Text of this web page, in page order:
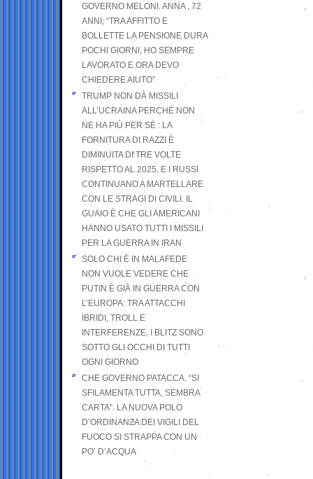
GOVERNO MELONI. ANNA , 72
ANNI; “TRA AFFITTO E
BOLLETTE LA PENSIONE DURA
POCHI GIORNI, HO SEMPRE
LAVORATO E ORA DEVO
CHIEDERE AIUTO”
TRUMP NON DÀ MISSILI
ALL’UCRAINA PERCHÉ NON
NE HA PIÙ PER SÉ : LA
FORNITURA DI RAZZI È
DIMINUITA DI TRE VOLTE
RISPETTO AL 2025, E I RUSSI
CONTINUANO A MARTELLARE
CON LE STRAGI DI CIVILI. IL
GUAIO È CHE GLI AMERICANI
HANNO USATO TUTTI I MISSILI
PER LA GUERRA IN IRAN
SOLO CHI È IN MALAFEDE
NON VUOLE VEDERE CHE
PUTIN È GIÀ IN GUERRA CON
L’EUROPA: TRA ATTACCHI
IBRIDI, TROLL E
INTERFERENZE, I BLITZ SONO
SOTTO GLI OCCHI DI TUTTI
OGNI GIORNO
CHE GOVERNO PATACCA. “SI
SFILAMENTA TUTTA, SEMBRA
CARTA”. LA NUOVA POLO
D’ORDINANZA DEI VIGILI DEL
FUOCO SI STRAPPA CON UN
PO’ D’ACQUA